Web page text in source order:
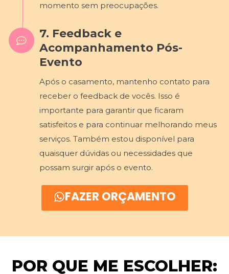
momento sem preocupações.
7. Feedback e
Acompanhamento Pós-
Evento
Após o casamento, mantenho contato para
receber o feedback de vocês. Isso é
importante para garantir que ficaram
satisfeitos e para continuar melhorando meus
serviços. Também estou disponível para
quaisquer dúvidas ou necessidades que
possam surgir após o evento.
FAZER ORÇAMENTO
POR QUE ME ESCOLHER: